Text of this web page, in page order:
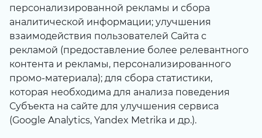
персонализированной рекламы и сбора
аналитической информации; улучшения
взаимодействия пользователей Сайта с
рекламой (предоставление более релевантного
контента и рекламы, персонализированного
промо-материала); для сбора статистики,
которая необходима для анализа поведения
Субъекта на сайте для улучшения сервиса
(Google Analytics, Yandex Metrika и др.).